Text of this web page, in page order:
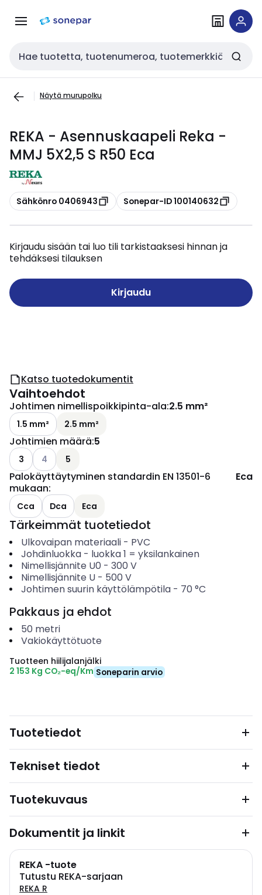
navigointiinsisältöön
Haku
Näytä murupolku
REKA - Asennuskaapeli Reka -
MMJ 5X2,5 S R50 Eca
Kopioi
Sähkönro 0406943 Kopioi
Sonepar-ID 100140632
Kirjaudu sisään tai luo tili tarkistaaksesi hinnan ja
tehdäksesi tilauksen
Kirjaudu
Katso tuotedokumentit
Vaihtoehdot
Johtimen nimellispoikkipinta-ala:2.5 mm²
1.5 mm² 2.5 mm²
Johtimien määrä:5
3 Katso käytettävissä olevat vaihtoehdot
4 5
Palokäyttäytyminen standardin EN 13501-6
mukaan:
Eca
Cca Dca Eca
Tärkeimmät tuotetiedot
Ulkovaipan materiaali- PVC
Johdinluokka- luokka 1 = yksilankainen
Nimellisjännite U0 - 300 V
Nimellisjännite U- 500 V
Johtimen suurin käyttölämpötila- 70 °C
Pakkaus ja ehdot
50 metri
Vakiokäyttötuote
Tuotteen hiilijalanjälki
2 153 Kg CO₂-eq/Km Soneparin arvio
Tuotetiedot
Tekniset tiedot
Tuotekuvaus
Dokumentit ja linkit
REKA -tuote
Tutustu REKA-sarjaan
REKA R